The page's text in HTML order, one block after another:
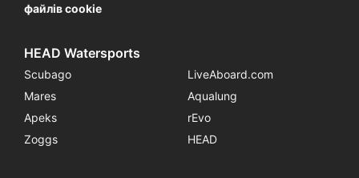
файлів cookie
HEAD Watersports
Scubago
LiveAboard.com
Mares
Aqualung
Apeks
rEvo
Zoggs
HEAD